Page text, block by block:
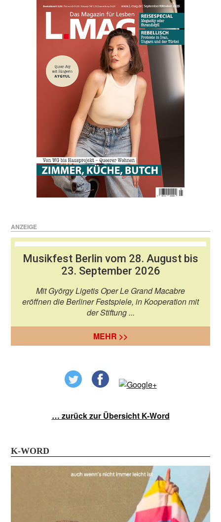
ANZEIGE
Musikfest Berlin vom 28. August bis
23. September 2026
Mit György Ligetis Oper Le Grand Macabre
eröffnen die Berliner Festspiele, in Kooperation mit
der Stiftung ...
MEHR >>
… zurück zur Übersicht K-Word
K-WORD